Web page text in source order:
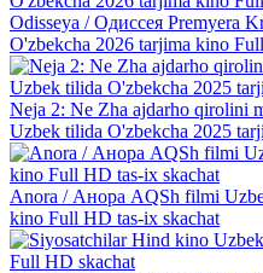
Odisseya / Одиссея Premyera
O'zbekcha 2026 tarjima kino
Neja 2: Ne Zha ajdarho qirolini
Uzbek tilida O'zbekcha 2025
Anora / Анора AQSh filmi
kino Full HD tas-ix skachat